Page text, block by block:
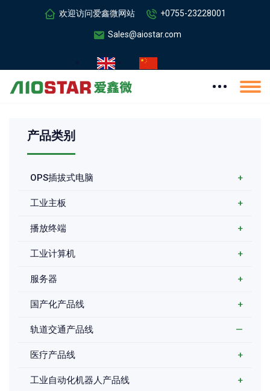
欢迎访问爱鑫微网站 +0755-23228001
Sales@aiostar.com
产品类别
OPS插拔式电脑 +
工业主板 +
播放终端 +
工业计算机 +
服务器 +
国产化产品线 +
轨道交通产品线 —
医疗产品线 +
工业自动化机器人产品线 +